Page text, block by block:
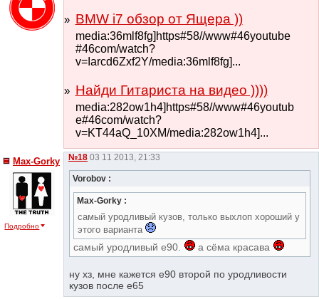
BMW i7 обзор от Ящера ))
media:36mlf8fg]https#58//www#46youtube
#46com/watch?
v=Iarcd6Zxf2Y/media:36mlf8fg]...
Найди Гитариста на видео ))))
media:282ow1h4]https#58//www#46youtub
e#46com/watch?
v=KT44aQ_10XM/media:282ow1h4]...
Max-Gorky
Подробно
№18 03 11 2013, 21:33
Vorobov :
Max-Gorky :
самый уродливый кузов, только выхлоп хороший у
этого варианта
самый уродливый е90.
а сёма красава
ну хз, мне кажется e90 второй по уродливости
кузов после е65